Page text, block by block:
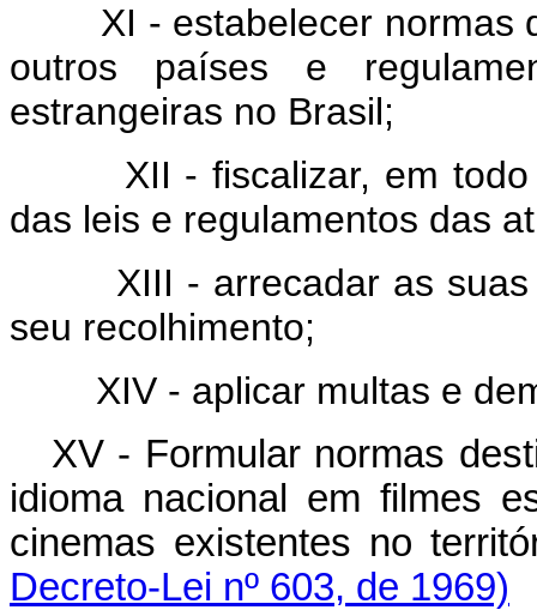
XI - estabelecer normas
outros países e
estrangeiras no Brasil;
XII - fiscalizar, em todo o
das leis e regulamentos das
XIII - arrecadar as suas
seu recolhimento;
XIV - aplicar multas e
XV - Formular normas
idioma nacional em filmes
cinemas existentes no
Decreto-Lei nº 603, de 1969)